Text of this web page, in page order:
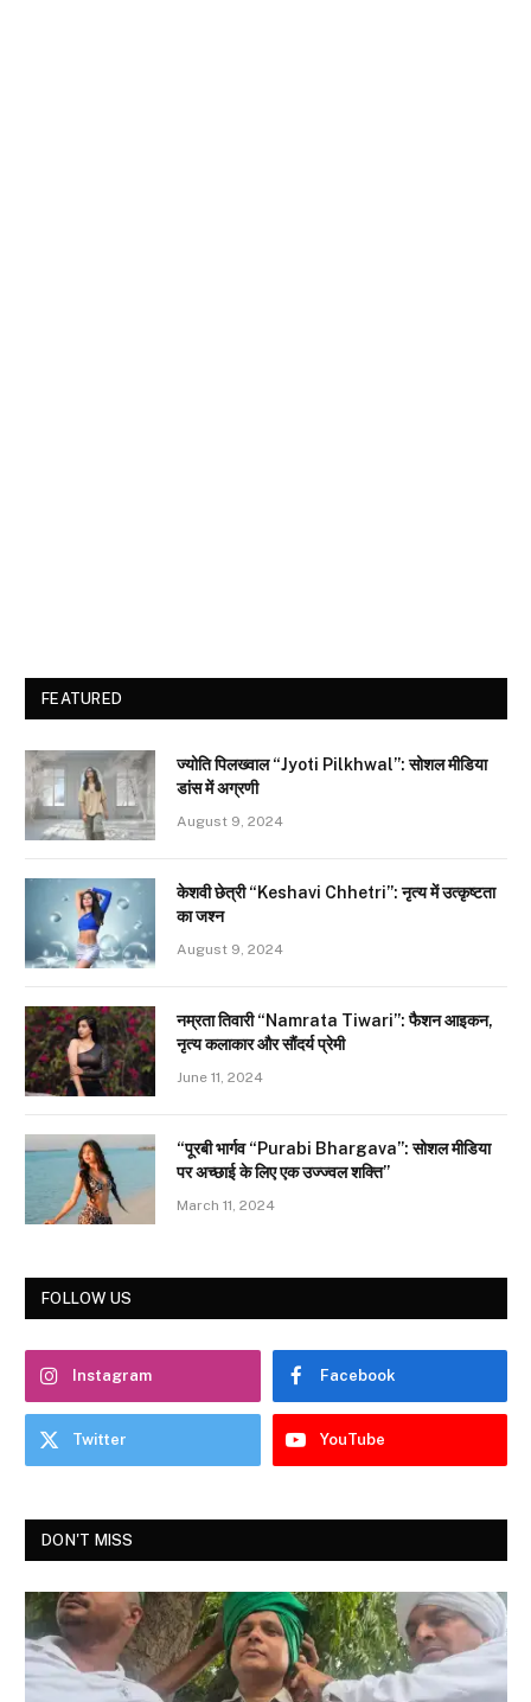
FEATURED
ज्योति पिलख्वाल “Jyoti Pilkhwal”: सोशल मीडिया
डांस में अग्रणी
August 9, 2024
केशवी छेत्री “Keshavi Chhetri”: नृत्य में उत्कृष्टता
का जश्न
August 9, 2024
नम्रता तिवारी “Namrata Tiwari”: फैशन आइकन,
नृत्य कलाकार और सौंदर्य प्रेमी
June 11, 2024
“पूरबी भार्गव “Purabi Bhargava”: सोशल मीडिया
पर अच्छाई के लिए एक उज्ज्वल शक्ति”
March 11, 2024
FOLLOW US
Instagram Facebook
Twitter YouTube
DON'T MISS